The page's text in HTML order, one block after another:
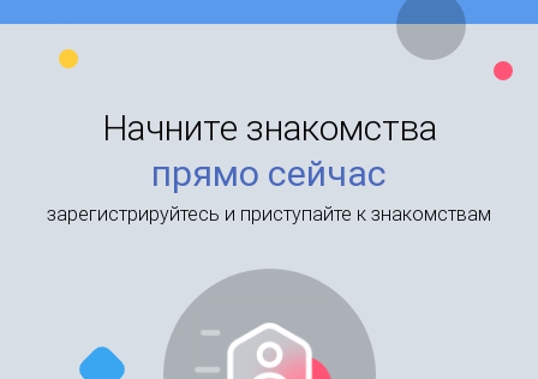
Начните знакомства
прямо сейчас
зарегистрируйтесь и приступайте к знакомствам